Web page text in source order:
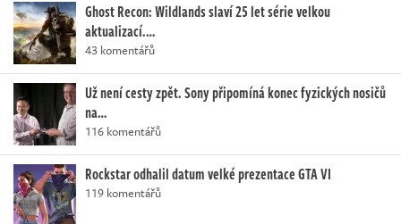
Ghost Recon: Wildlands slaví 25 let série velkou
aktualizací.…
43 komentářů
Už není cesty zpět. Sony připomíná konec fyzických nosičů
na…
116 komentářů
Rockstar odhalil datum velké prezentace GTA VI
119 komentářů